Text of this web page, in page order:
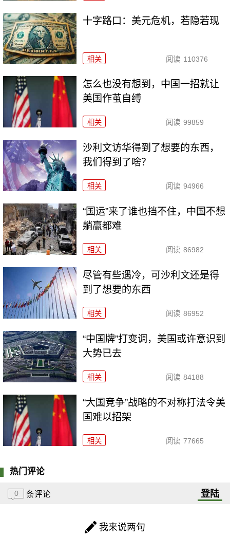
十字路口：美元危机，若隐若现
相关 阅读 110376
怎么也没有想到，中国一招就让
美国作茧自缚
相关 阅读 99859
沙利文访华得到了想要的东西，
我们得到了啥？
相关 阅读 94966
“国运”来了谁也挡不住，中国不想
躺赢都难
相关 阅读 86982
尽管有些遇冷，可沙利文还是得
到了想要的东西
相关 阅读 86952
“中国牌”打变调，美国或许意识到
大势已去
相关 阅读 84188
“大国竞争”战略的不对称打法令美
国难以招架
相关 阅读 77665
热门评论
0 条评论 登陆
我来说两句